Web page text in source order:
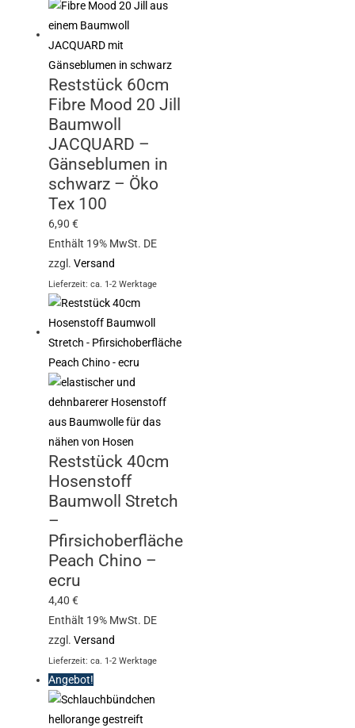
Reststück 60cm
Fibre Mood 20 Jill
Baumwoll
JACQUARD –
Gänseblumen in
schwarz – Öko
Tex 100
6,90€
Enthält 19% MwSt. DE
zzgl.Versand
Lieferzeit: ca. 1-2 Werktage
Reststück 40cm
Hosenstoff
Baumwoll Stretch
–
Pfirsichoberfläche
Peach Chino –
ecru
4,40€
Enthält 19% MwSt. DE
zzgl.Versand
Lieferzeit: ca. 1-2 Werktage
Angebot!